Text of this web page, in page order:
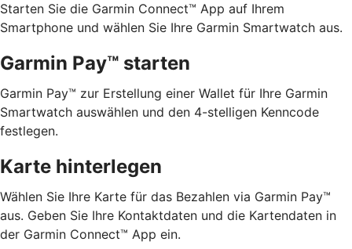
Starten Sie die Garmin Connect™ App auf Ihrem
Smartphone und wählen Sie Ihre Garmin Smartwatch aus.
Garmin Pay™ starten
Garmin Pay™ zur Erstellung einer Wallet für Ihre Garmin
Smartwatch auswählen und den 4-stelligen Kenncode
festlegen.
Karte hinterlegen
Wählen Sie Ihre Karte für das Bezahlen via Garmin Pay™
aus. Geben Sie Ihre Kontaktdaten und die Kartendaten in
der Garmin Connect™ App ein.